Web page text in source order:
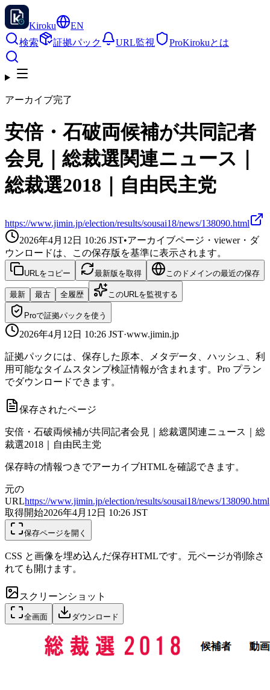
Kiroku
EN
検索
証拠パック URL監視 ProKirokuとは
アーカイブ完了
安倍・石破両候補が共同記者
会見｜総裁選関連ニュース｜
総裁選2018｜自由民主党
https://www.jimin.jp/election/results/sousai18/news/138090.html
2026年4月12日 10:26 JST•アーカイブページ・viewer・ダ
ウンロードは、この保存版を基準に表示されます。
URLをコピー 最新版を取得 このドメインの最近の保存
最新 最古 全履歴 このURLを監視する
Proで証拠パックを使う
2026年4月12日 10:26 JST·www.jimin.jp
証拠パックには、保存した原本、メタデータ、ハッシュ、利
用可能なタイムスタンプ検証情報が含まれます。Pro プラン
でダウンロードできます。
保存されたページ
安倍・石破両候補が共同記者会見｜総裁選関連ニュース｜総
裁選2018｜自由民主党
保存時の情報つきでアーカイブHTMLを確認できます。
元の
URLhttps://www.jimin.jp/election/results/sousai18/news/138090.html
取得開始2026年4月12日 10:26 JST
保存ページを開く
CSS と画像を埋め込んだ保存HTMLです。元ページが削除さ
れても開けます。
スクリーンショット
全画面 ダウンロード